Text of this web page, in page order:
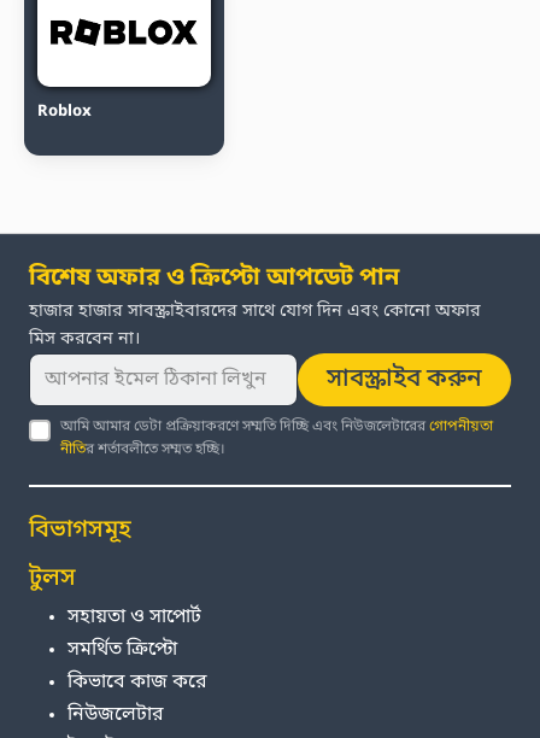
Roblox
বিশেষ অফার ও ক্রিপ্টো আপডেট পান
হাজার হাজার সাবস্ক্রাইবারদের সাথে যোগ দিন এবং কোনো অফার
মিস করবেন না।
সাবস্ক্রাইব করুন
আমি আমার ডেটা প্রক্রিয়াকরণে সম্মতি দিচ্ছি এবং নিউজলেটারেরগোপনীয়তা
নীতির শর্তাবলীতে সম্মত হচ্ছি।
বিভাগসমূহ
টুলস
সহায়তা ও সাপোর্ট
সমর্থিত ক্রিপ্টো
কিভাবে কাজ করে
নিউজলেটার